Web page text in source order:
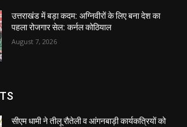
उत्तराखंड में बड़ा कदम: अग्निवीरों के लिए बना देश का
पहला रोजगार सेल: कर्नल कोठियाल
August 7, 2026
सीएम धामी ने तीलू रौतेली व आंगनबाड़ी कार्यकत्रियों को